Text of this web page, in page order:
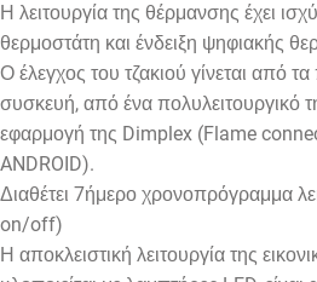
Η λειτουργία της θέρμανσης έχει
θερμοστάτη και ένδειξη ψηφιακής
Ο έλεγχος του τζακιού γίνεται από
συσκευή, από ένα πολυλειτουργικό
εφαρμογή της Dimplex (Flame
ANDROID).
Διαθέτει 7ήμερο χρονοπρόγραμμα
on/off)
Η αποκλειστική λειτουργία της